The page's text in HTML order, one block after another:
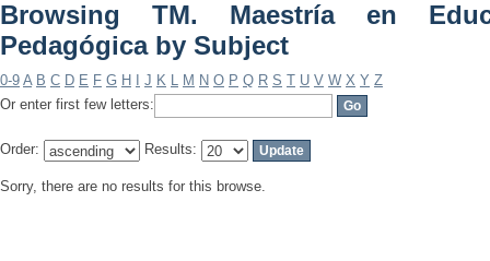
Browsing TM. Maestría en
Browsing TM. Maestría en
Pedagógica by Subject
0-9 A B C D E F G H J K L M N O P Q R S T U V W X Y Z
Or enter first few letters:
Order: Results:
Sorry, there are no results for this browse.